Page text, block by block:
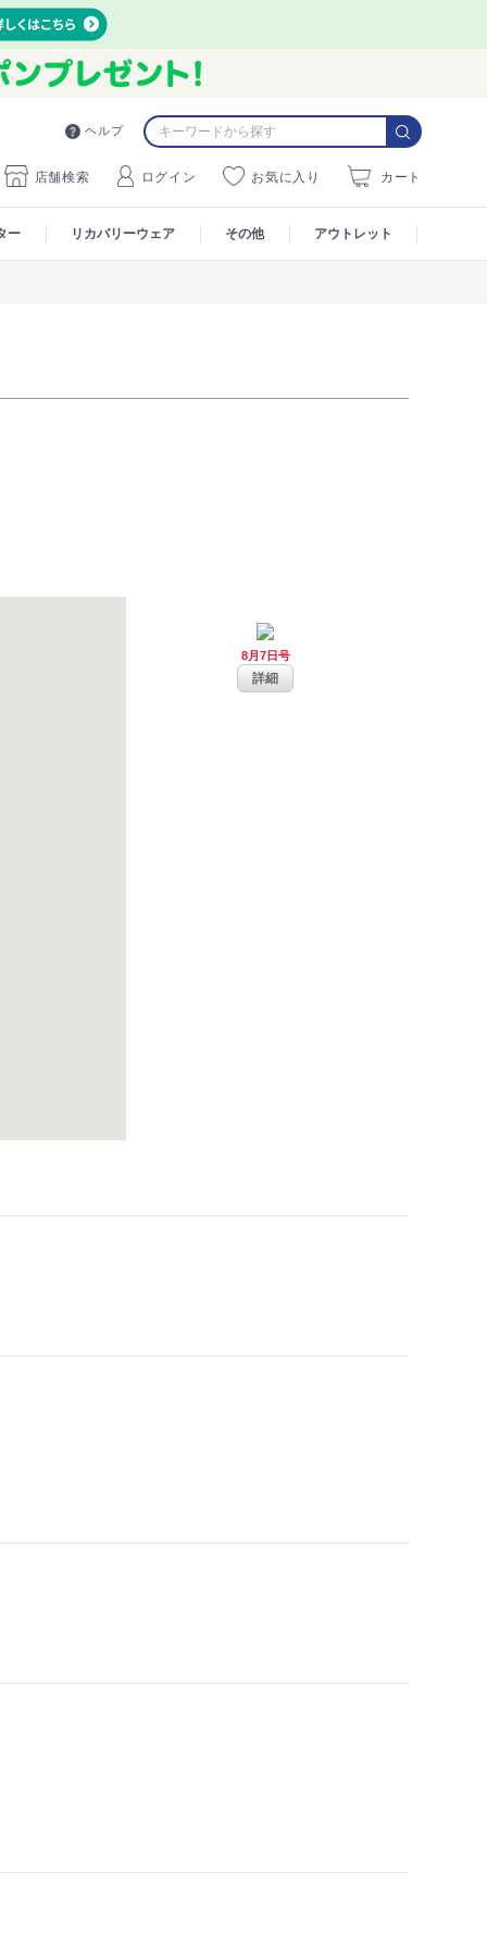
ヘルプ
店舗検索 ログイン お気に入り カート
ー リカバリーウェア その他 アウトレット